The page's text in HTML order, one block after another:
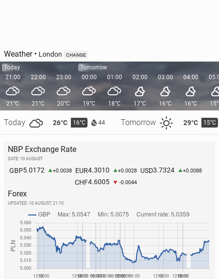
Weather• London CHANGE
Today
21:00
21°C
Today 26°C 16°C 44 Tomorrow 29°C 15°C
22:00
21°C
23:00
20°C
Tomorrow
00:00
19°C
01:00
18°C
02:00
17°C
03:00
16°C
04:00
16°C
NBP Exchange Rate
DATE: 10 AUGUST
GBP5.0172 +0.0038 EUR4.3010 +0.0028 USD3.7324 +0.0088
CHF4.6005 -0.0044
Forex
UPDATED: 10 AUGUST, 21:10